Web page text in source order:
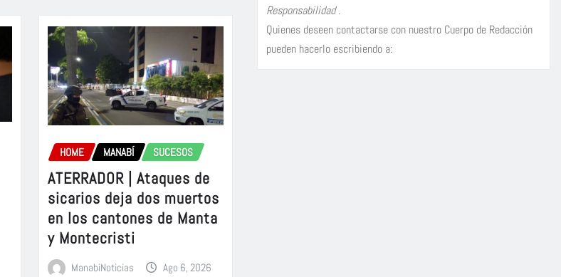
HOME MANABÍ SUCESOS
ATERRADOR | Ataques de
sicarios deja dos muertos
en los cantones de Manta
y Montecristi
ManabiNoticias Ago 6, 2026
Responsabilidad.
Quienes deseen contactarse con nuestro Cuerpo de Redacción
pueden hacerlo escribiendo a: